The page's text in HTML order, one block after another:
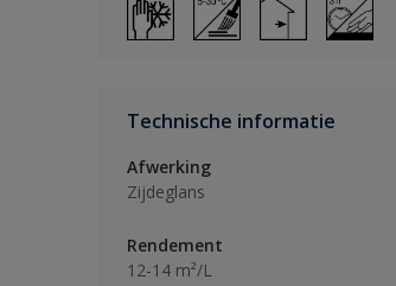
Technische informatie
Afwerking
Zijdeglans
Rendement
12-14 m²/L